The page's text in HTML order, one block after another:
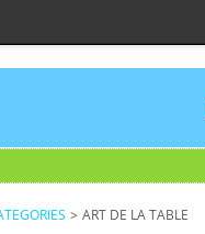
> ART DE LA TABLE